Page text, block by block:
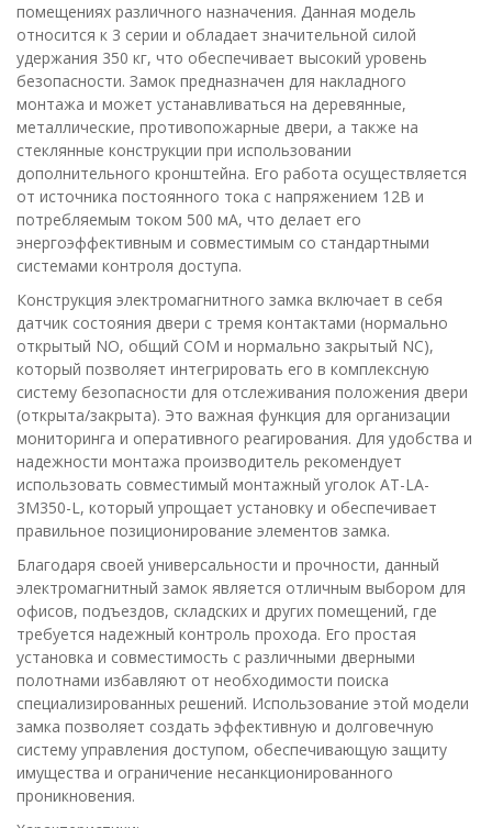
помещениях различного назначения. Данная модель
относится к 3 серии и обладает значительной силой
удержания 350 кг, что обеспечивает высокий уровень
безопасности. Замок предназначен для накладного
монтажа и может устанавливаться на деревянные,
металлические, противопожарные двери, а также на
стеклянные конструкции при использовании
дополнительного кронштейна. Его работа осуществляется
от источника постоянного тока с напряжением 12В и
потребляемым током 500 мА, что делает его
энергоэффективным и совместимым со стандартными
системами контроля доступа.
Конструкция электромагнитного замка включает в себя
датчик состояния двери с тремя контактами (нормально
открытый NO, общий COM и нормально закрытый NC),
который позволяет интегрировать его в комплексную
систему безопасности для отслеживания положения двери
(открыта/закрыта). Это важная функция для организации
мониторинга и оперативного реагирования. Для удобства и
надежности монтажа производитель рекомендует
использовать совместимый монтажный уголок AT-LA-
3M350-L, который упрощает установку и обеспечивает
правильное позиционирование элементов замка.
Благодаря своей универсальности и прочности, данный
электромагнитный замок является отличным выбором для
офисов, подъездов, складских и других помещений, где
требуется надежный контроль прохода. Его простая
установка и совместимость с различными дверными
полотнами избавляют от необходимости поиска
специализированных решений. Использование этой модели
замка позволяет создать эффективную и долговечную
систему управления доступом, обеспечивающую защиту
имущества и ограничение несанкционированного
проникновения.